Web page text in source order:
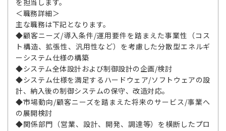
＜職務詳細＞
主な職務は下記となります。
◆顧客ニーズ/導入条件/運用要件を踏まえた事業性（コス
ト構造、拡張性、汎用性など）を考慮した分散型エネルギ
ーシステム仕様の構築
◆システム全体設計および制御設計の企画/検討
◆システム仕様を満足するハードウェア/ソフトウェアの設
計、納入後の制御システムの保守、改造対応。
◆市場動向/顧客ニーズを踏まえた将来のサービス/事業へ
の展開検討
◆関係部門（営業、設計、開発、調達等）を横断したプロ